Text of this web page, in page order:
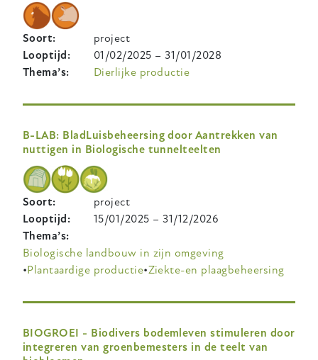
Soort
project
Looptijd
01/02/2025 –31/01/2028
Thema’s
Dierlijke productie
B-LAB: BladLuisbeheersing door Aantrekken van
nuttigen in Biologische tunnelteelten
Soort
project
Looptijd
15/01/2025 –31/12/2026
Thema’s
Biologische landbouw in zijn omgeving
Plantaardige productie Ziekte-en plaagbeheersing
BIOGROEI - Biodivers bodemleven stimuleren door
integreren van groenbemesters in de teelt van